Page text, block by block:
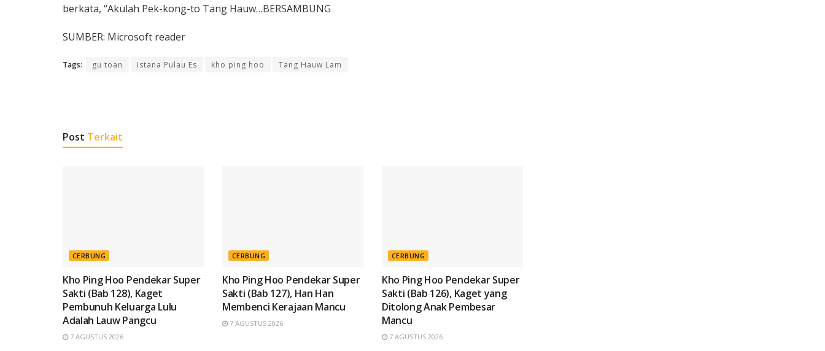
berkata, “Akulah Pek-kong-to Tang Hauw…BERSAMBUNG
SUMBER: Microsoft reader
Tags: gu toan Istana Pulau Es kho ping hoo Tang Hauw Lam
Post Terkait
CERBUNG
Kho Ping Hoo Pendekar Super
Sakti (Bab 128), Kaget
Pembunuh Keluarga Lulu
Adalah Lauw Pangcu
7 AGUSTUS 2026
CERBUNG
Kho Ping Hoo Pendekar Super
Sakti (Bab 127), Han Han
Membenci Kerajaan Mancu
7 AGUSTUS 2026
CERBUNG
Kho Ping Hoo Pendekar Super
Sakti (Bab 126), Kaget yang
Ditolong Anak Pembesar
Mancu
7 AGUSTUS 2026